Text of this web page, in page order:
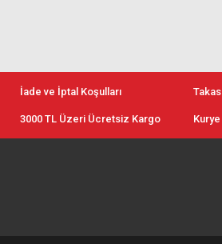
İade ve İptal Koşulları
3000 TL Üzeri Ücretsiz Kargo